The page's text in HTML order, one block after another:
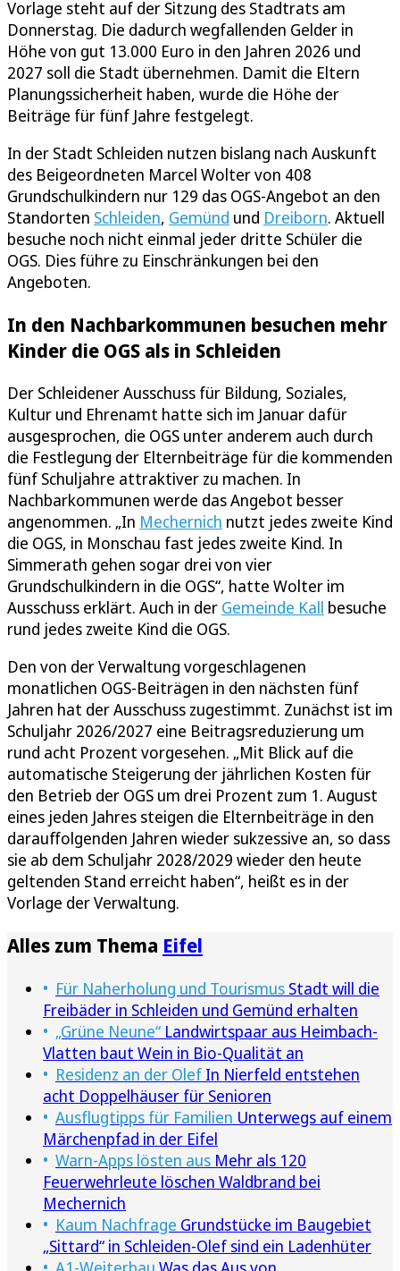
Vorlage steht auf der Sitzung des Stadtrats am
Donnerstag. Die dadurch wegfallenden Gelder in
Höhe von gut 13.000 Euro in den Jahren 2026 und
2027 soll die Stadt übernehmen. Damit die Eltern
Planungssicherheit haben, wurde die Höhe der
Beiträge für fünf Jahre festgelegt.
In der Stadt Schleiden nutzen bislang nach Auskunft
des Beigeordneten Marcel Wolter von 408
Grundschulkindern nur 129 das OGS-Angebot an den
Standorten Schleiden, Gemünd und Dreiborn. Aktuell
besuche noch nicht einmal jeder dritte Schüler die
OGS. Dies führe zu Einschränkungen bei den
Angeboten.
In den Nachbarkommunen besuchen mehr
Kinder die OGS als in Schleiden
Der Schleidener Ausschuss für Bildung, Soziales,
Kultur und Ehrenamt hatte sich im Januar dafür
ausgesprochen, die OGS unter anderem auch durch
die Festlegung der Elternbeiträge für die kommenden
fünf Schuljahre attraktiver zu machen. In
Nachbarkommunen werde das Angebot besser
angenommen. „In Mechernich nutzt jedes zweite Kind
die OGS, in Monschau fast jedes zweite Kind. In
Simmerath gehen sogar drei von vier
Grundschulkindern in die OGS“, hatte Wolter im
Ausschuss erklärt. Auch in der Gemeinde Kall besuche
rund jedes zweite Kind die OGS.
Den von der Verwaltung vorgeschlagenen
monatlichen OGS-Beiträgen in den nächsten fünf
Jahren hat der Ausschuss zugestimmt. Zunächst ist im
Schuljahr 2026/2027 eine Beitragsreduzierung um
rund acht Prozent vorgesehen. „Mit Blick auf die
automatische Steigerung der jährlichen Kosten für
den Betrieb der OGS um drei Prozent zum 1. August
eines jeden Jahres steigen die Elternbeiträge in den
darauffolgenden Jahren wieder sukzessive an, so dass
sie ab dem Schuljahr 2028/2029 wieder den heute
geltenden Stand erreicht haben“, heißt es in der
Vorlage der Verwaltung.
Alles zum Thema Eifel
Für Naherholung und Tourismus Stadt will die
Freibäder in Schleiden und Gemünd erhalten
„Grüne Neune“ Landwirtspaar aus Heimbach-
Vlatten baut Wein in Bio-Qualität an
Residenz an der Olef In Nierfeld entstehen
acht Doppelhäuser für Senioren
Ausflugtipps für Familien Unterwegs auf einem
Märchenpfad in der Eifel
Warn-Apps lösten aus Mehr als 120
Feuerwehrleute löschen Waldbrand bei
Mechernich
Kaum Nachfrage Grundstücke im Baugebiet
„Sittard“ in Schleiden-Olef sind ein Ladenhüter